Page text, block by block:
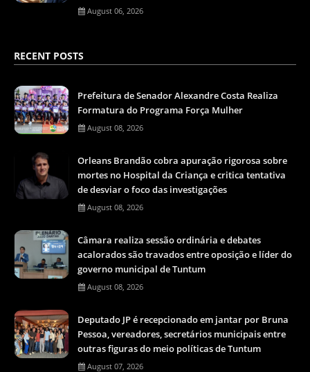
August 06, 2026
RECENT POSTS
Prefeitura de Senador Alexandre Costa Realiza
Formatura do Programa Força Mulher
August 08, 2026
Orleans Brandão cobra apuração rigorosa sobre
mortes no Hospital da Criança e critica tentativa
de desviar o foco das investigações
August 08, 2026
Câmara realiza sessão ordinária e debates
acalorados são travados entre oposição e líder do
governo municipal de Tuntum
August 08, 2026
Deputado JP é recepcionado em jantar por Bruna
Pessoa, vereadores, secretários municipais entre
outras figuras do meio políticas de Tuntum
August 07, 2026